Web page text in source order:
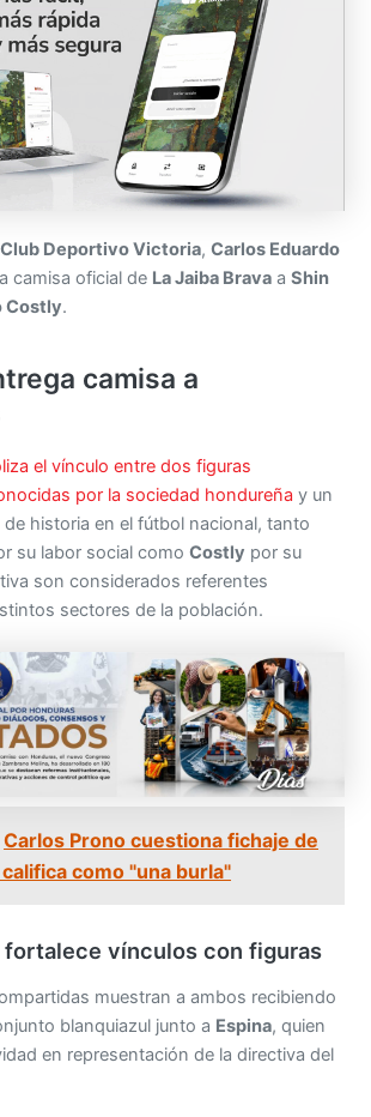
Club Deportivo Victoria,Carlos Eduardo
camisa oficial de La Jaiba Brava aShin
Costly.
camisa a
el vínculo entre dos figuras
por la sociedad hondureña y un
historia en el fútbol nacional, tanto
su labor social comoCostly por su
son considerados referentes
sectores de la población.
Carlos Prono cuestiona fichaje de
como "una burla"
vínculos con figuras
muestran a ambos recibiendo
blanquiazul junto a Espina, quien
en representación de la directiva del